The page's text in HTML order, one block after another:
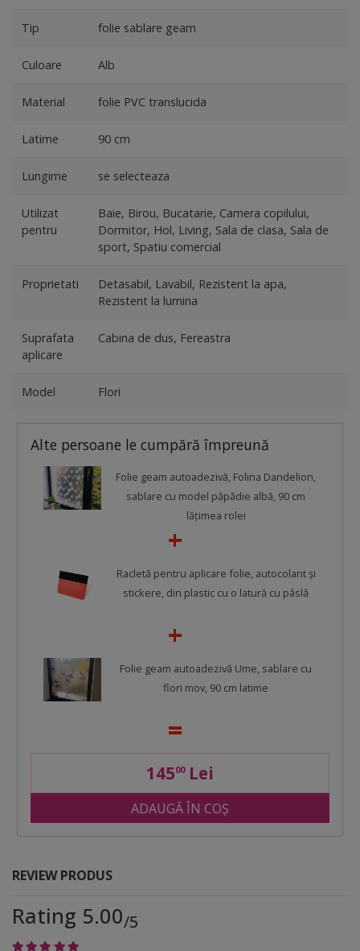
Tip folie sablare geam
Culoare Alb
Material folie PVC translucida
Latime 90 cm
Lungime se selecteaza
Utilizat
pentru
Baie, Birou, Bucatarie, Camera copilului,
Dormitor, Hol, Living, Sala de clasa, Sala de
sport, Spatiu comercial
Proprietati
Detasabil, Lavabil, Rezistent la apa,
Rezistent la lumina
Suprafata
aplicare
Cabina de dus, Fereastra
Model Flori
Alte persoane le cumpără împreună
Folie geam autoadezivă, Folina Dandelion,
sablare cu model păpădie albă, 90 cm
lățimea rolei
Racletă pentru aplicare folie, autocolant şi
stickere, din plastic cu o latură cu pâslă
Folie geam autoadezivă Ume, sablare cu
flori mov, 90 cm latime
14500Lei
ADAUGĂ ÎN COȘ
REVIEW PRODUS
Rating 5.00/5